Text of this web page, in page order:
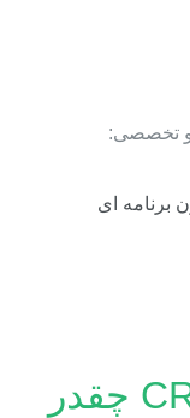
برنامه ای
هزینه یک نرم افزار CRM چقدر